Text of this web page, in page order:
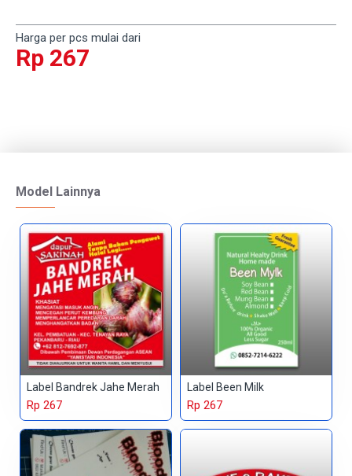
Harga per pcs mulai dari
Rp 267
Model Lainnya
Label Bandrek Jahe Merah
Rp 267
Label Been Milk
Rp 267